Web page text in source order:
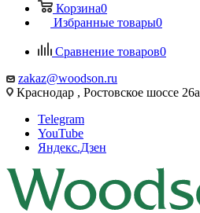
Корзина0
Избранные товары0
Сравнение товаров0
zakaz@woodson.ru
Краснодар , Ростовское шоссе 26а
Telegram
YouTube
Яндекс.Дзен